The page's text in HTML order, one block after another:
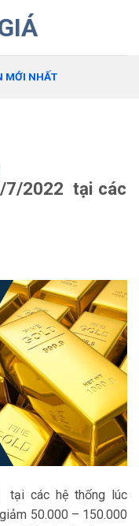
MỚI NHẤT
7/2022 tại các
tại các hệ thống lúc
50.000 – 150.000